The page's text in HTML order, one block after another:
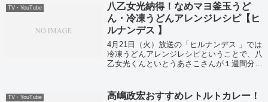
TV・YouTube
八乙女光納得！なめマヨ釜玉うど
ん・冷凍うどんアレンジレシピ【ヒ
ルナンデス 】
4月21日（火）放送の「ヒルナンデス 」では
冷凍うどんアレンジレシピということで、八
乙女光くんといとうあさこさんが１週間分の
TV・YouTube
高嶋政宏おすすめレトルトカレー！